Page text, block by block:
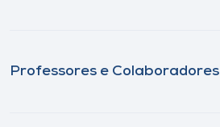
Professores e Colaboradores